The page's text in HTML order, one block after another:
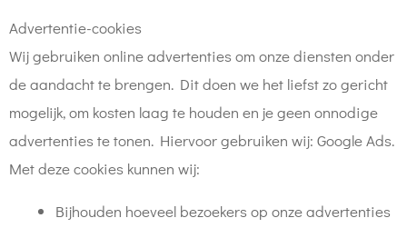
Advertentie-cookies
Wij gebruiken online advertenties om onze diensten onder
de aandacht te brengen. Dit doen we het liefst zo gericht
mogelijk, om kosten laag te houden en je geen onnodige
advertenties te tonen. Hiervoor gebruiken wij: Google Ads.
Met deze cookies kunnen wij:
Bijhouden hoeveel bezoekers op onze advertenties